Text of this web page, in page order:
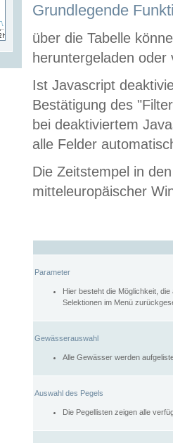
Grundlegende
über die Tabelle
heruntergeladen oder
Ist Javascript
Bestätigung des
bei deaktiviertem
alle Felder
Die Zeitstempel in
mitteleuropäischer
Parameter
Hier besteht die Möglichkeit,
Selektionen im Menü
Gewässerauswahl
Alle Gewässer werden
Auswahl des Pegels
Die Pegellisten zeigen alle